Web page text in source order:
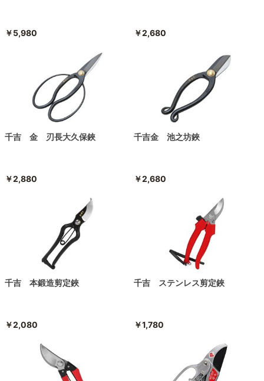
￥5,980 ￥2,680
千吉 金 刃長大久保鋏
￥2,880
千吉金 池之坊鋏
￥2,680
千吉 本鍛造剪定鋏
￥2,080
千吉 ステンレス剪定鋏
￥1,780